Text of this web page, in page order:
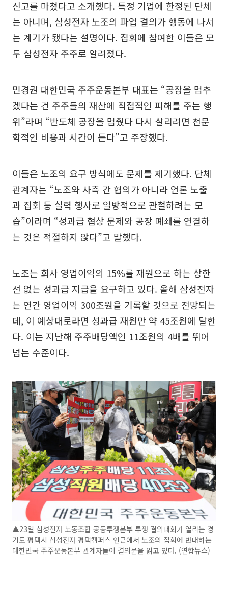
신고를 마쳤다고 소개했다. 특정 기업에 한정된 단체
는 아니며, 삼성전자 노조의 파업 결의가 행동에 나서
는 계기가 됐다는 설명이다. 집회에 참여한 이들은 모
두 삼성전자 주주로 알려졌다.
민경권 대한민국 주주운동본부 대표는 “공장을 멈추
겠다는 건 주주들의 재산에 직접적인 피해를 주는 행
위”라며 “반도체 공장을 멈췄다 다시 살리려면 천문
학적인 비용과 시간이 든다”고 주장했다.
이들은 노조의 요구 방식에도 문제를 제기했다. 단체
관계자는 “노조와 사측 간 협의가 아니라 언론 노출
과 집회 등 실력 행사로 일방적으로 관철하려는 모
습”이라며 “성과급 협상 문제와 공장 폐쇄를 연결하
는 것은 적절하지 않다”고 말했다.
노조는 회사 영업이익의 15%를 재원으로 하는 상한
선 없는 성과급 지급을 요구하고 있다. 올해 삼성전자
는 연간 영업이익 300조원을 기록할 것으로 전망되는
데, 이 예상대로라면 성과급 재원만 약 45조원에 달한
다. 이는 지난해 주주배당액인 11조원의 4배를 뛰어
넘는 수준이다.
▲23일 삼성전자 노동조합 공동투쟁본부 투쟁 결의대회가 열리는 경
기도 평택시 삼성전자 평택캠퍼스 인근에서 노조의 집회에 반대하는
대한민국 주주운동본부 관계자들이 결의문을 읽고 있다. (연합뉴스)